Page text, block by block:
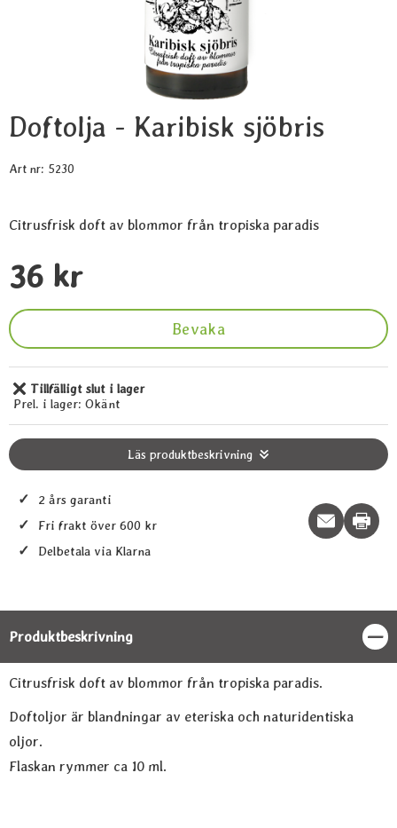
Doftolja - Karibisk sjöbris
Art nr: 5230
Citrusfrisk doft av blommor från tropiska paradis
pris
36 kr
Bevaka
Tillgänglighet:
Tillfälligt slut i lager
Prel. i lager: Okänt
Läs produktbeskrivning
✓ 2 års garanti
✓ Fri frakt över 600 kr
✓ Delbetala via Klarna
Print
Produktbeskrivning
Produktbeskrivning
Citrusfrisk doft av blommor från tropiska paradis.
Doftoljor är blandningar av eteriska och naturidentiska
oljor.
Flaskan rymmer ca 10 ml.